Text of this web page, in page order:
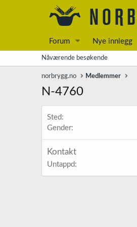
Forum Nye innlegg
Nåværende besøkende
norbrygg.no Medlemmer
N-4760
Sted
Gender
Kontakt
Untappd